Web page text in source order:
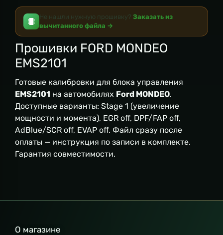
Не нашли нужную прошивку? Заказать из
вычитанного файла →
Прошивки FORD MONDEO
EMS2101
Готовые калибровки для блока управления
EMS2101 на автомобилях Ford MONDEO.
Доступные варианты: Stage 1 (увеличение
мощности и момента), EGR off, DPF/FAP off,
AdBlue/SCR off, EVAP off. Файл сразу после
оплаты — инструкция по записи в комплекте.
Гарантия совместимости.
О магазине